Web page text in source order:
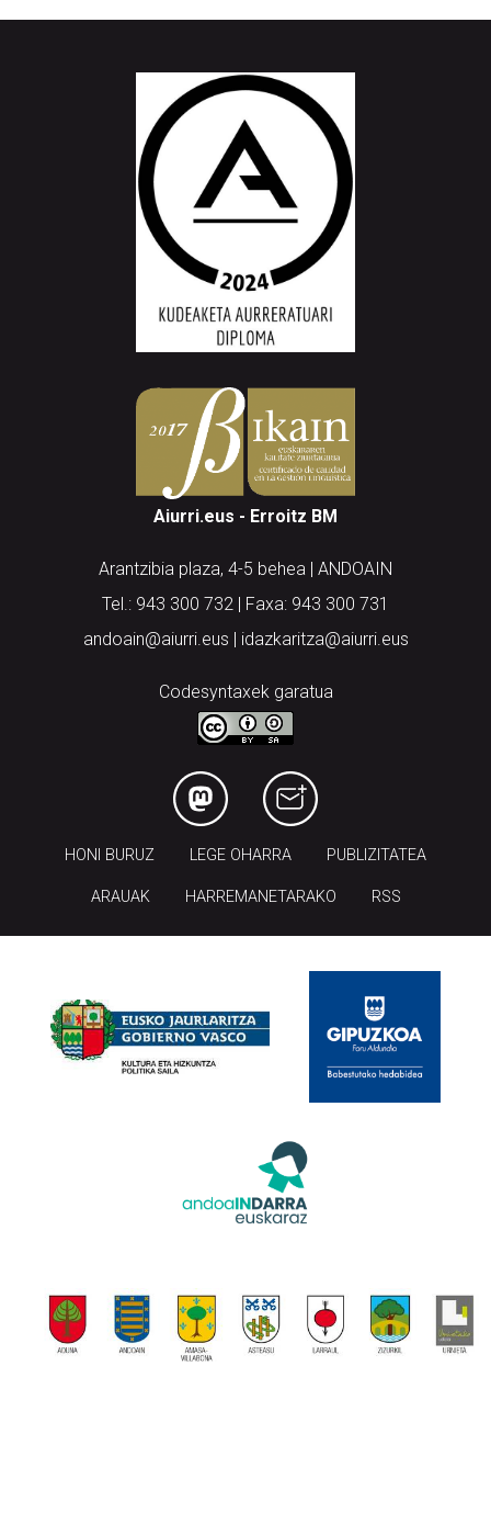
Aiurri.eus - Erroitz BM
Arantzibia plaza, 4-5 behea | ANDOAIN
Tel.: 943 300 732 | Faxa: 943 300 731
andoain@aiurri.eus | idazkaritza@aiurri.eus
Codesyntaxek garatua
HONI BURUZ LEGE OHARRA PUBLIZITATEA
ARAUAK HARREMANETARAKO RSS